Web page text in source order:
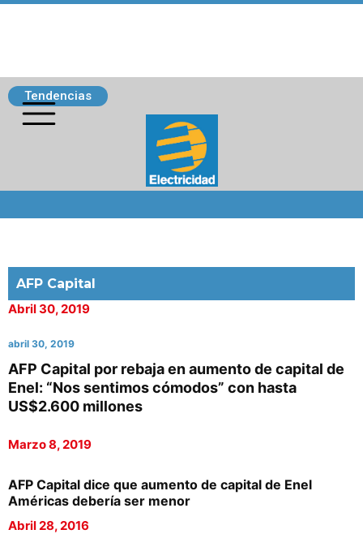
Tendencias
AFP Capital
Abril 30, 2019
abril 30, 2019
AFP Capital por rebaja en aumento de capital de
Enel: “Nos sentimos cómodos” con hasta
US$2.600 millones
Marzo 8, 2019
AFP Capital dice que aumento de capital de Enel
Américas debería ser menor
Abril 28, 2016